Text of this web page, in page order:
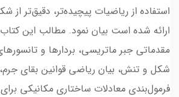
استفاده از ریاضیات پیچیده‌تر، دقیق‌تر از
ارائه شده است بیان نمود. مطالب این
مقدماتی جبر ماتریسی، بردارها و تانسورهای
شکل و تنش، بیان ریاضی قوانین بقای
فرمول‌بندی معادلات ساختاری مکانیکی